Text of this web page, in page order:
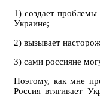
1) создает
Украине;
2) вызывает
3) сами россияне
Поэтому, как мне
Россия втягивает